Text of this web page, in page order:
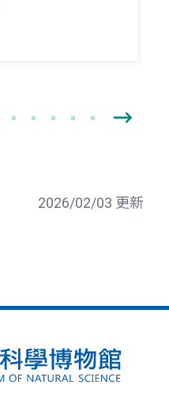
2026/02/03 更新